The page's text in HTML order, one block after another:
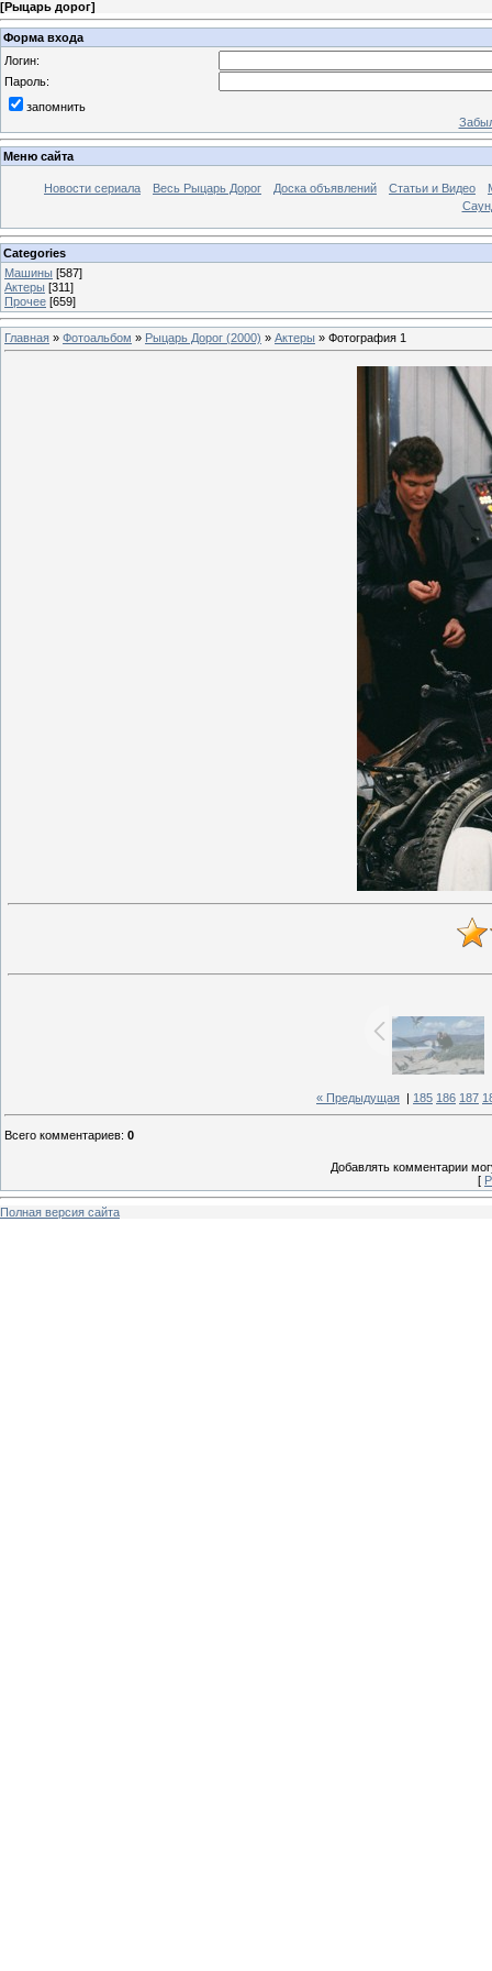
[Рыцарь дорог]
Форма входа
Логин:
Пароль:
запомнить
Меню сайта
Новости сериала Весь Рыцарь Дорог Доска объявлений Статьи и Видео
Categories
Машины [587]
Актеры [311]
Прочее [659]
Главная » Фотоальбом » Рыцарь Дорог (2000) » Актеры » Фотография 1
« Предыдущая 185 186 187
Всего комментариев: 0
Добавлять комментарии
[
Полная версия сайта